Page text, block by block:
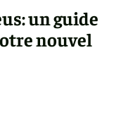
un guide
nouvel